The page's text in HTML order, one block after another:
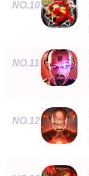
NO.10
NO.11
NO.12